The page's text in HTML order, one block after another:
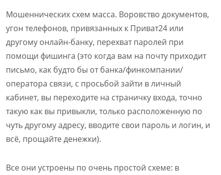
Мошеннических схем масса. Воровство документов,
угон телефонов, привязанных к Приват24 или
другому онлайн-банку, перехват паролей при
помощи фишинга (это когда вам на почту приходит
письмо, как будто бы от банка/финкомпании/
оператора связи, с просьбой зайти в личный
кабинет, вы переходите на страничку входа, точно
такую как вы привыкли, только расположенную по
чуть другому адресу, вводите свои пароль и логин, и
всё, прощайте денежки).
Все они устроены по очень простой схеме: в